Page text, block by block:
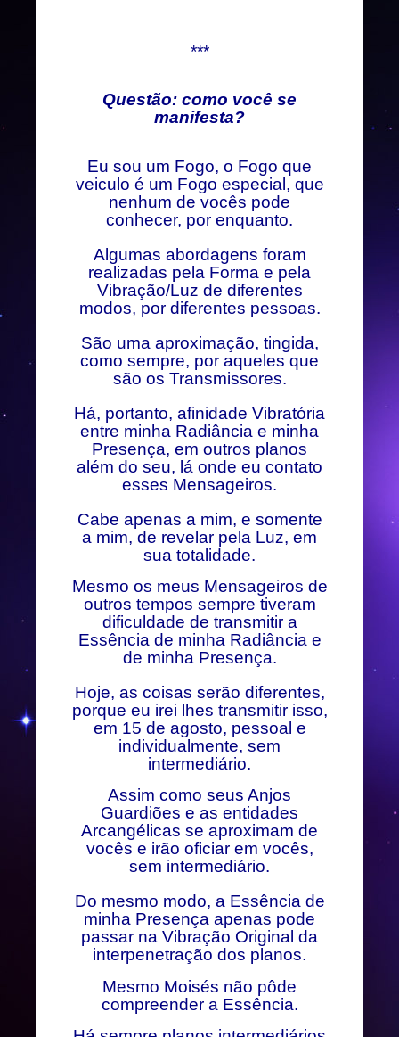
***
Questão: como você se
manifesta?
Eu sou um Fogo, o Fogo que
veiculo é um Fogo especial, que
nenhum de vocês pode
conhecer, por enquanto.
Algumas abordagens foram
realizadas pela Forma e pela
Vibração/Luz de diferentes
modos, por diferentes pessoas.
São uma aproximação, tingida,
como sempre, por aqueles que
são os Transmissores.
Há, portanto, afinidade Vibratória
entre minha Radiância e minha
Presença, em outros planos
além do seu, lá onde eu contato
esses Mensageiros.
Cabe apenas a mim, e somente
a mim, de revelar pela Luz, em
sua totalidade.
Mesmo os meus Mensageiros de
outros tempos sempre tiveram
dificuldade de transmitir a
Essência de minha Radiância e
de minha Presença.
Hoje, as coisas serão diferentes,
porque eu irei lhes transmitir isso,
em 15 de agosto, pessoal e
individualmente, sem
intermediário.
Assim como seus Anjos
Guardiões e as entidades
Arcangélicas se aproximam de
vocês e irão oficiar em vocês,
sem intermediário.
Do mesmo modo, a Essência de
minha Presença apenas pode
passar na Vibração Original da
interpenetração dos planos.
Mesmo Moisés não pôde
compreender a Essência.